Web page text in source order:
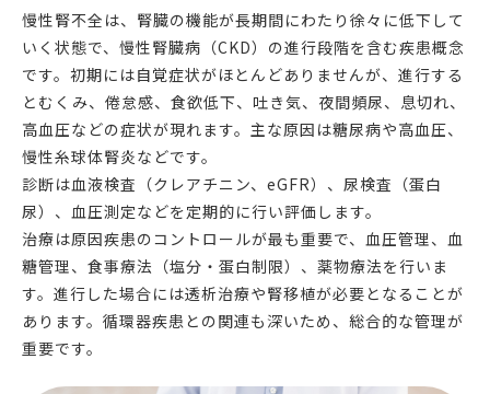
慢性腎不全は、腎臓の機能が長期間にわたり徐々に低下して
いく状態で、慢性腎臓病（CKD）の進行段階を含む疾患概念
です。初期には自覚症状がほとんどありませんが、進行する
とむくみ、倦怠感、食欲低下、吐き気、夜間頻尿、息切れ、
高血圧などの症状が現れます。主な原因は糖尿病や高血圧、
慢性糸球体腎炎などです。
診断は血液検査（クレアチニン、eGFR）、尿検査（蛋白
尿）、血圧測定などを定期的に行い評価します。
治療は原因疾患のコントロールが最も重要で、血圧管理、血
糖管理、食事療法（塩分・蛋白制限）、薬物療法を行いま
す。進行した場合には透析治療や腎移植が必要となることが
あります。循環器疾患との関連も深いため、総合的な管理が
重要です。